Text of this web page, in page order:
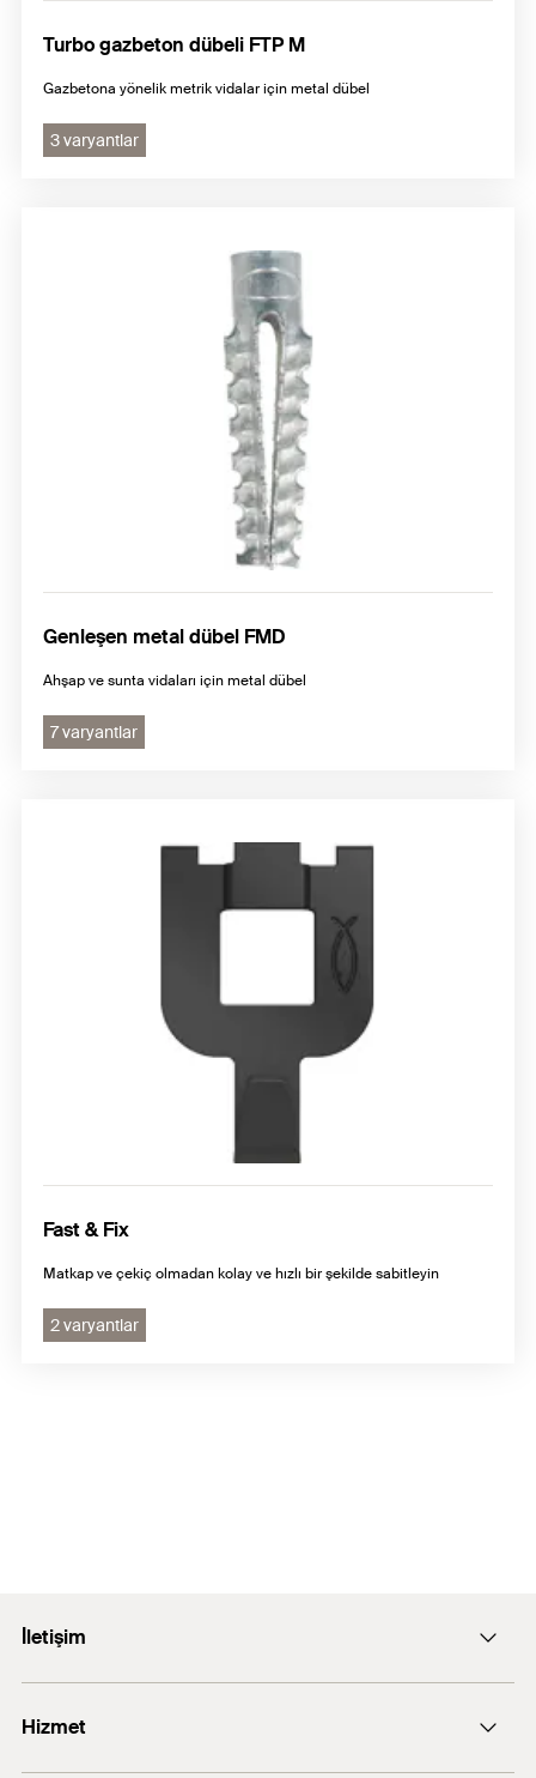
Turbo gazbeton dübeli FTP M
Gazbetona yönelik metrik vidalar için metal dübel
3 varyantlar
Genleşen metal dübel FMD
Ahşap ve sunta vidaları için metal dübel
7 varyantlar
Fast & Fix
Matkap ve çekiç olmadan kolay ve hızlı bir şekilde sabitleyin
2 varyantlar
İletişim
+90 216 326 0066
Hizmet